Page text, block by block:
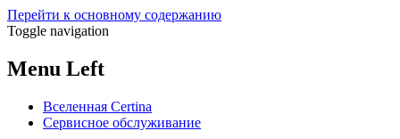
Перейти к основному содержанию
Toggle navigation
Menu Left
Вселенная Certina
Сервисное обслуживание